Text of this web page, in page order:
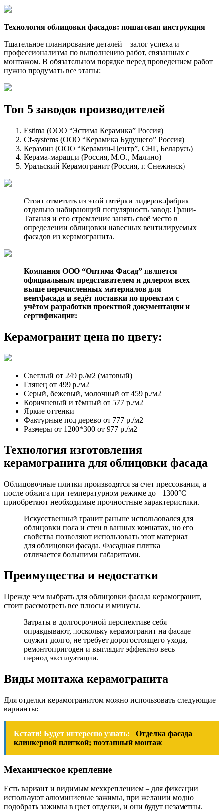
Технология облицовки фасадов: пошаговая инструкция
Тщательное планирование деталей – залог успеха и
профессионализма по выполнению работ, связанных с
монтажом. В обязательном порядке перед проведением работ
нужно продумать все этапы:
Топ 5 заводов производителей
Estima (ООО “Эстима Керамика” Россия)
Cf-systems (ООО “Керамика Будущего” Россия)
Керамин (ООО “Керамин-Центр”, СНГ, Беларусь)
Керама-марацци (Россия, М.О., Малино)
Уральский Керамогранит (Россия, г. Снежинск)
Стоит отметить из этой пятёрки лидеров-фабрик
отдельно набирающий популярность завод: Грани-
Таганая и его стремление занять своё место в
определении облицовки навесных вентилируемых
фасадов из керамогранита.
Компания ООО “Оптима Фасад” является
официальным представителем и дилером всех
выше перечисленных материалов для
вентфасада и ведёт поставки по проектам с
учётом разработки проектной документации и
сертификации:
Керамогранит цена по цвету:
Светлый от 249 р./м2 (матовый)
Глянец от 499 р./м2
Серый, бежевый, молочный от 459 р./м2
Коричневый и тёмный от 577 р./м2
Яркие оттенки
Фактурные под дерево от 777 р./м2
Размеры от 1200*300 от 977 р./м2
Технология изготовления
керамогранита для облицовки фасада
Облицовочные плитки производятся за счет прессования, а
после обжига при температурном режиме до +1300°С
приобретают необходимые прочностные характеристики.
Искусственный гранит раньше использовался для
облицовки пола и стен в ванных комнатах, но его
свойства позволяют использовать этот материал
для облицовки фасада. Фасадная плитка
отличается большими габаритами.
Преимущества и недостатки
Прежде чем выбрать для облицовки фасада керамогранит,
стоит рассмотреть все плюсы и минусы.
Затраты в долгосрочной перспективе себя
оправдывают, поскольку керамогранит на фасаде
служит долго, не требует дорогостоящего ухода,
ремонтопригоден и выглядит эффектно весь
период эксплуатации.
Виды монтажа керамогранита
Для отделки керамогранитом можно использовать следующие
варианты:
Кстати! Будет интересно узнать:
Отделка фасада
клинкерной плиткой; поэтапный монтаж
Механическое крепление
Есть вариант и видимым мехкреплением – для фиксации
используют алюминиевые зажимы, при желании модно
подобрать зажимы в цвет отделки, и они будут незаметны.